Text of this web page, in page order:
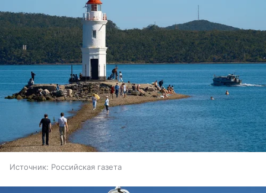
Источник: Российская газета